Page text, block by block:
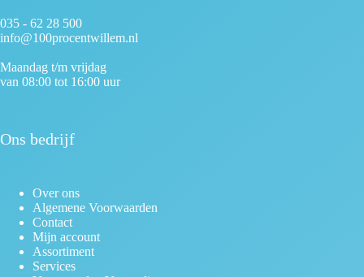
035 - 62 28 500
info@100procentwillem.nl
Maandag t/m vrijdag
van 08:00 tot 16:00 uur
Ons bedrijf
Over ons
Algemene Voorwaarden
Contact
Mijn account
Assortiment
Services